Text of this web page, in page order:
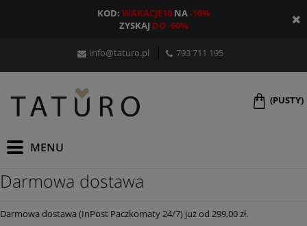
KOD: WAKACJE10 NA-10%
ZYSKAJ DO -60%
info@taturo.pl 793 711 195
(PUSTY)
Darmowa dostawa
Darmowa dostawa (InPost Paczkomaty 24/7) już od 299,00 zł.